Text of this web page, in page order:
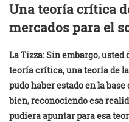
Una teoría crítica
mercados para el
La Tizza:Sin embargo, usted
teoría crítica, una teoría de
pudo haber estado en la base
bien, reconociendo esa
pudiera apuntar para esa